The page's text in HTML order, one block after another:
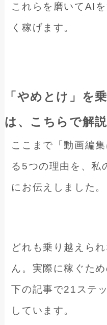
これらを磨いてAI
く稼げます。
「やめとけ」を
は、こちらで解
ここまで「動画編
る5つの理由を、私
にお伝えしました。
どれも乗り越えら
ん。実際に稼ぐた
下の記事で21ステ
しています。